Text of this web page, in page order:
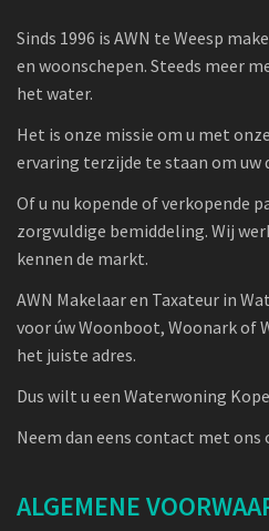
Sinds 1996 is AWN te Weesp
en woonschepen. Steeds meer
het water.
Het is onze missie om u met
ervaring terzijde te staan om uw
Of u nu kopende of verkopende
zorgvuldige bemiddeling. Wij
kennen de markt.
AWN Makelaar en Taxateur in
voor úw Woonboot, Woonark of
het juiste adres.
Dus wilt u een Waterwoning
Neem dan eens contact met ons
ALGEMENE